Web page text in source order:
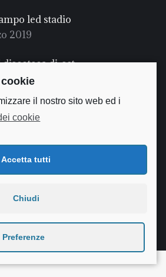
il nostro sito web ed i
cookie
Accetta tutti
Chiudi
Preferenze
led stadio
2019
dj-set
2019
Useful links